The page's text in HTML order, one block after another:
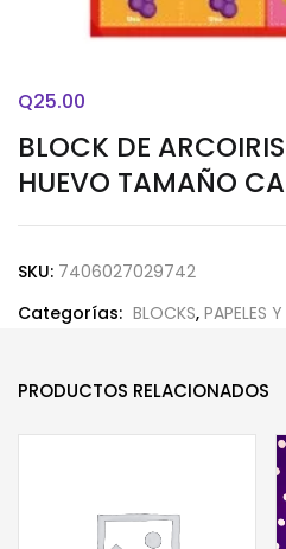
BLOCK DE
HUEVO TAMAÑO
Q25.00
SKU: 7406027029742
Categorías: BLOCKS, PAPELES
PRODUCTOS RELACIONADOS